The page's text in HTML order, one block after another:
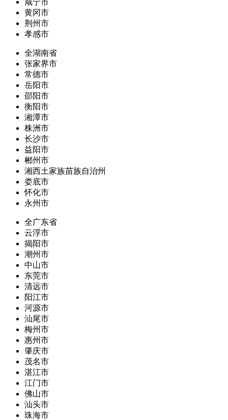
咸宁市
黄冈市
荆州市
孝感市
全湖南省
张家界市
常德市
岳阳市
邵阳市
衡阳市
湘潭市
株洲市
长沙市
益阳市
郴州市
湘西土家族苗族自治州
娄底市
怀化市
永州市
全广东省
云浮市
揭阳市
潮州市
中山市
东莞市
清远市
阳江市
河源市
汕尾市
梅州市
惠州市
肇庆市
茂名市
湛江市
江门市
佛山市
汕头市
珠海市